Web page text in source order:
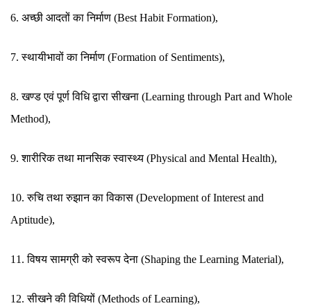
6. अच्छी आदतों का निर्माण (Best Habit Formation),
7. स्थायीभावों का निर्माण (Formation of Sentiments),
8. खण्ड एवं पूर्ण विधि द्वारा सीखना (Learning through Part and Whole
Method),
9. शारीरिक तथा मानसिक स्वास्थ्य (Physical and Mental Health),
10. रुचि तथा रुझान का विकास (Development of Interest and
Aptitude),
11. विषय सामग्री को स्वरूप देना (Shaping the Learning Material),
12. सीखने की विधियों (Methods of Learning),